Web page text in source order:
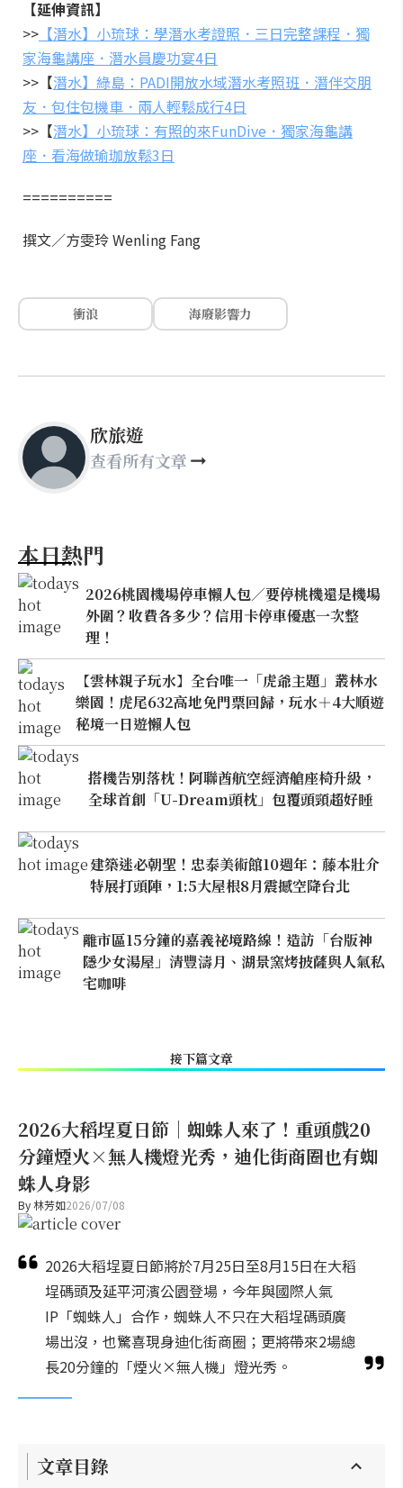
【延伸資訊】
>> 【潛水】小琉球：學潛水考證照．三日完整課程．獨
家海龜講座．潛水員慶功宴4日
>>【潛水】綠島：PADI開放水域潛水考照班．潛伴交朋
友．包住包機車．兩人輕鬆成行4日
>>【潛水】小琉球：有照的來FunDive．獨家海龜講
座．看海做瑜珈放鬆3日
==========
撰文／方雯玲 Wenling Fang
衝浪 海廢影響力
欣旅遊
查看所有文章
本日熱門
2026桃園機場停車懶人包／要停桃機還是機場
外圍？收費各多少？信用卡停車優惠一次整
理！
【雲林親子玩水】全台唯一「虎爺主題」叢林水
樂園！虎尾632高地免門票回歸，玩水＋4大順遊
秘境一日遊懶人包
搭機告別落枕！阿聯酋航空經濟艙座椅升級，
全球首創「U-Dream頭枕」包覆頭頸超好睡
建築迷必朝聖！忠泰美術館10週年：藤本壯介
特展打頭陣，1:5大屋根8月震撼空降台北
離市區15分鐘的嘉義祕境路線！造訪「台版神
隱少女湯屋」清豐濤月、湖景窯烤披薩與人氣私
宅咖啡
接下篇文章
2026大稻埕夏日節｜蜘蛛人來了！重頭戲20
分鐘煙火×無人機燈光秀，迪化街商圈也有蜘
蛛人身影
By林芳如2026/07/08
2026大稻埕夏日節將於7月25日至8月15日在大稻
埕碼頭及延平河濱公園登場，今年與國際人氣
IP「蜘蛛人」合作，蜘蛛人不只在大稻埕碼頭廣
場出沒，也驚喜現身迪化街商圈；更將帶來2場總
長20分鐘的「煙火×無人機」燈光秀。
文章目錄